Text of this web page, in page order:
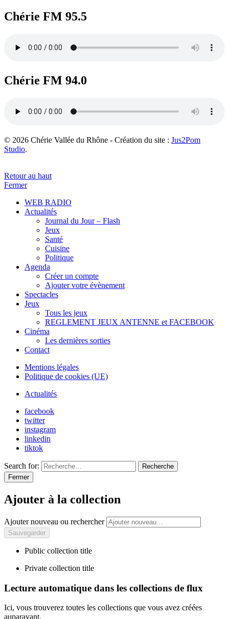
Chérie FM 95.5
Chérie FM 94.0
© 2026 Chérie Vallée du Rhône - Création du site : Jus2Pom
Studio.
Retour au haut
Fermer
WEB RADIO
Actualités
Journal du Jour – Flash
Jeux
Santé
Cuisine
Politique
Agenda
Créer un compte
Ajouter votre évènement
Spectacles
Jeux
Tous les jeux
REGLEMENT JEUX ANTENNE et FACEBOOK
Cinéma
Les dernières sorties
Contact
Mentions légales
Politique de cookies (UE)
Actualités
facebook
twitter
instagram
linkedin
tiktok
Search for:
Recherche
Fermer
Ajouter à la collection
Ajouter nouveau ou rechercher
Public collection title
Private collection title
Lecture automatique dans les collections de flux
Ici, vous trouverez toutes les collections que vous avez créées
auparavant.